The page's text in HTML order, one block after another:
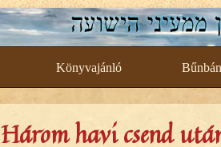
Könyvajánló
Három havi csend